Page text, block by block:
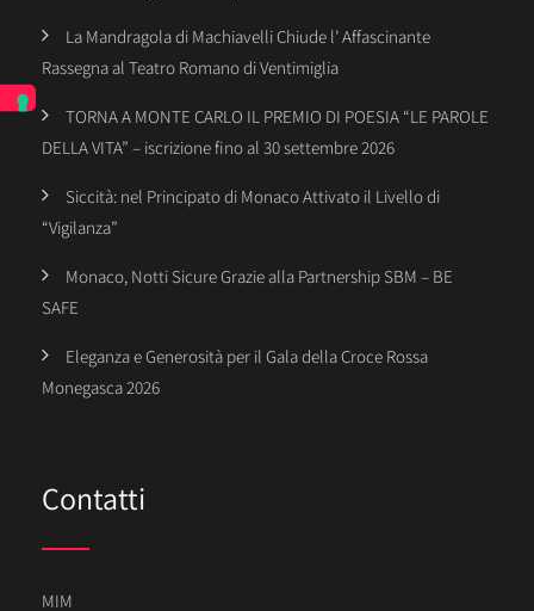
La Mandragola di Machiavelli Chiude l’ Affascinante
Rassegna al Teatro Romano di Ventimiglia
TORNA A MONTE CARLO IL PREMIO DI POESIA “LE PAROLE
DELLA VITA” – iscrizione fino al 30 settembre 2026
Siccità: nel Principato di Monaco Attivato il Livello di
“Vigilanza”
Monaco, Notti Sicure Grazie alla Partnership SBM – BE
SAFE
Eleganza e Generosità per il Gala della Croce Rossa
Monegasca 2026
Contatti
MIM